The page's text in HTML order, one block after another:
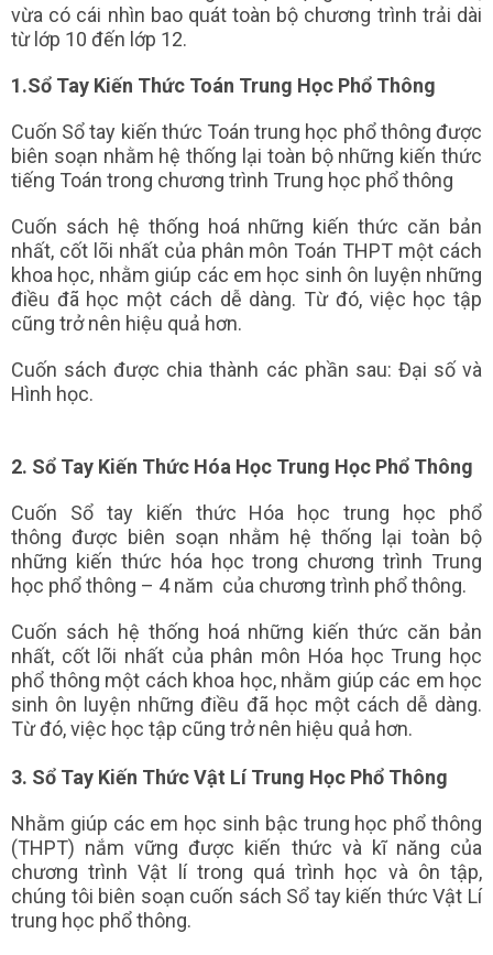
vừa có cái nhìn bao quát toàn bộ chương trình trải dài
từ lớp 10 đến lớp 12.
1.Sổ Tay Kiến Thức Toán Trung Học Phổ Thông
Cuốn Sổ tay kiến thức Toán trung học phổ thông được
biên soạn nhằm hệ thống lại toàn bộ những kiến thức
tiếng Toán trong chương trình Trung học phổ thông
Cuốn sách hệ thống hoá những kiến thức căn bản
nhất, cốt lõi nhất của phân môn Toán THPT một cách
khoa học, nhằm giúp các em học sinh ôn luyện những
điều đã học một cách dễ dàng. Từ đó, việc học tập
cũng trở nên hiệu quả hơn.
Cuốn sách được chia thành các phần sau: Đại số và
Hình học.
2. Sổ Tay Kiến Thức Hóa Học Trung Học Phổ Thông
Cuốn Sổ tay kiến thức Hóa học trung học phổ
thông được biên soạn nhằm hệ thống lại toàn bộ
những kiến thức hóa học trong chương trình Trung
học phổ thông – 4 năm của chương trình phổ thông.
Cuốn sách hệ thống hoá những kiến thức căn bản
nhất, cốt lõi nhất của phân môn Hóa học Trung học
phổ thông một cách khoa học, nhằm giúp các em học
sinh ôn luyện những điều đã học một cách dễ dàng.
Từ đó, việc học tập cũng trở nên hiệu quả hơn.
3. Sổ Tay Kiến Thức Vật Lí Trung Học Phổ Thông
Nhằm giúp các em học sinh bậc trung học phổ thông
(THPT) nắm vững được kiến thức và kĩ năng của
chương trình Vật lí trong quá trình học và ôn tập,
chúng tôi biên soạn cuốn sách Sổ tay kiến thức Vật Lí
trung học phổ thông.